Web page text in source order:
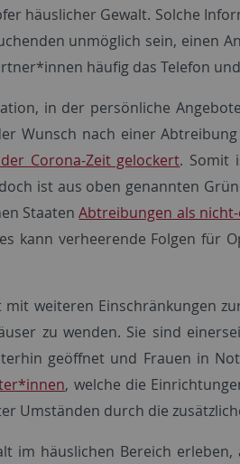
häuslicher Gewalt. Solche
unmöglich sein, einen
häufig das Telefon
in der persönliche
Wunsch nach einer
Corona-Zeit gelockert. Somit
ist aus oben genannten
StaatenAbtreibungen als
verheerende Folgen für
weiteren Einschränkungen
zu wenden. Sie sind
geöffnet und Frauen in
, welche die
Umständen durch die
im häuslichen Bereich